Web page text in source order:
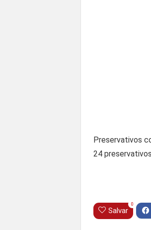
Preservativos
24
Salvar
0